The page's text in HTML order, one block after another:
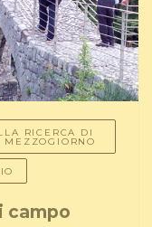
RICERCA DI
campo